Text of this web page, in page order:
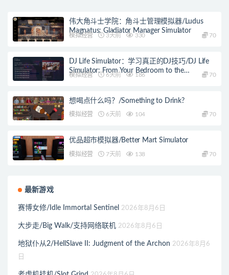
伟大角斗士学院：角斗士管理模拟器/Ludus
Magnatus: Gladiator Manager Simulator
模拟经营 3天前 330 70
DJ Life Simulator：学习真正的DJ技巧/DJ Life
Simulator: From Your Bedroom to the
Mainstage
模拟经营 6天前 186 70
想喝点什么吗？/Something to Drink?
模拟经营 6天前 104 70
优品超市模拟器/Better Mart Simulator
模拟经营 7天前 138 70
最新游戏
赛博女修/Idle Immortal Sentinel 2026年8月6日
大步走/Big Walk/支持网络联机 2026年8月6日
地狱仆从2/HellSlave II: Judgment of the Archon 2026年8月6
日